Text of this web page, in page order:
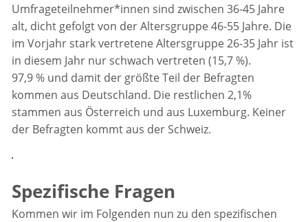
Umfrageteilnehmer*innen sind zwischen 36-45 Jahre
alt, dicht gefolgt von der Altersgruppe 46-55 Jahre. Die
im Vorjahr stark vertretene Altersgruppe 26-35 Jahr ist
in diesem Jahr nur schwach vertreten (15,7 %).
97,9 % und damit der größte Teil der Befragten
kommen aus Deutschland. Die restlichen 2,1%
stammen aus Österreich und aus Luxemburg. Keiner
der Befragten kommt aus der Schweiz.
Spezifische Fragen
Kommen wir im Folgenden nun zu den spezifischen